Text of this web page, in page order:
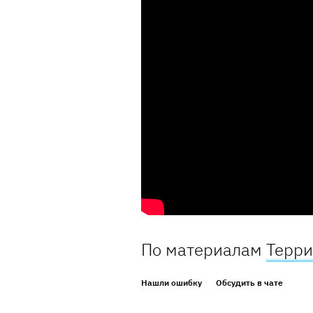
По материалам
Нашли ошибку Обсудить в чате